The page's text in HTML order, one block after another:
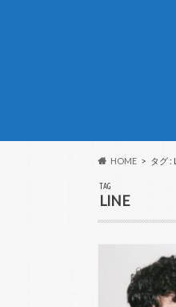
HOME タグ :
TAG
LINE